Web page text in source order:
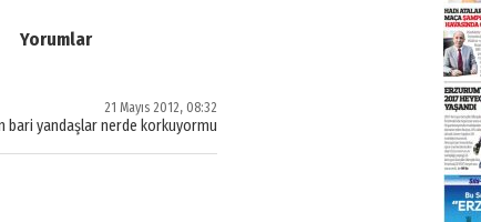
Yorumlar
21 Mayıs 2012, 08:32
bari yandaşlar nerde korkuyormu